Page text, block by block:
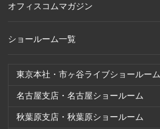
東京本社・市ヶ谷ライブショールーム
名古屋支店・名古屋ショールーム
秋葉原支店・秋葉原ショールーム
オフィスコムマガジン
ショールーム一覧